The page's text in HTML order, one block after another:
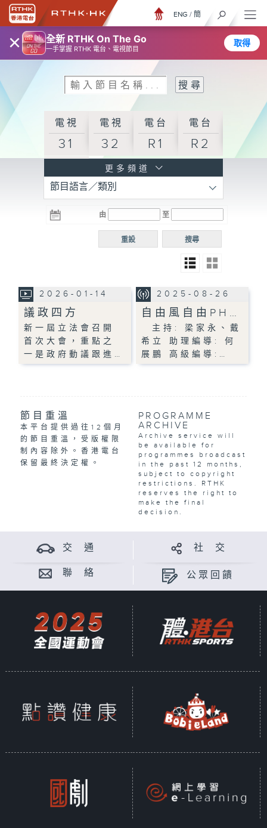
× 全新 RTHK On The Go
一手掌握 RTHK 電台、電視節目
取得
ENG / 簡
電視
31
電視
32
電台
R1
電台
R2
R3
電台 電台
R5
電台
普通
更多頻道
節目語言／類別
由 至
搜尋
重設
2026-01-14
議政四方
新一屆立法會召開
首次大會，重點之
一是政府動議跟進…
2025-08-26
自由風自由PH…
主持: 梁家永、戴
希立 助理編導: 何
展鵬 高級編導:…
節目重溫
本平台提供過往12個月
的節目重溫，受版權限
制內容除外。香港電台
保留最終決定權。
PROGRAMME
ARCHIVE
Archive service will
be available for
programmes broadcast
in the past 12 months,
subject to copyright
restrictions. RTHK
reserves the right to
make the final
decision.
交 通 社 交
聯 絡 公眾回饋